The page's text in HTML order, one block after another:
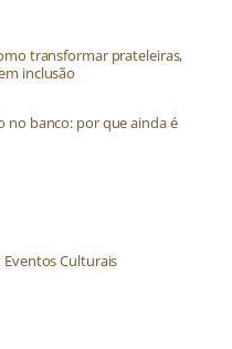
transformar prateleiras,
inclusão
banco: por que ainda é
Eventos Culturais